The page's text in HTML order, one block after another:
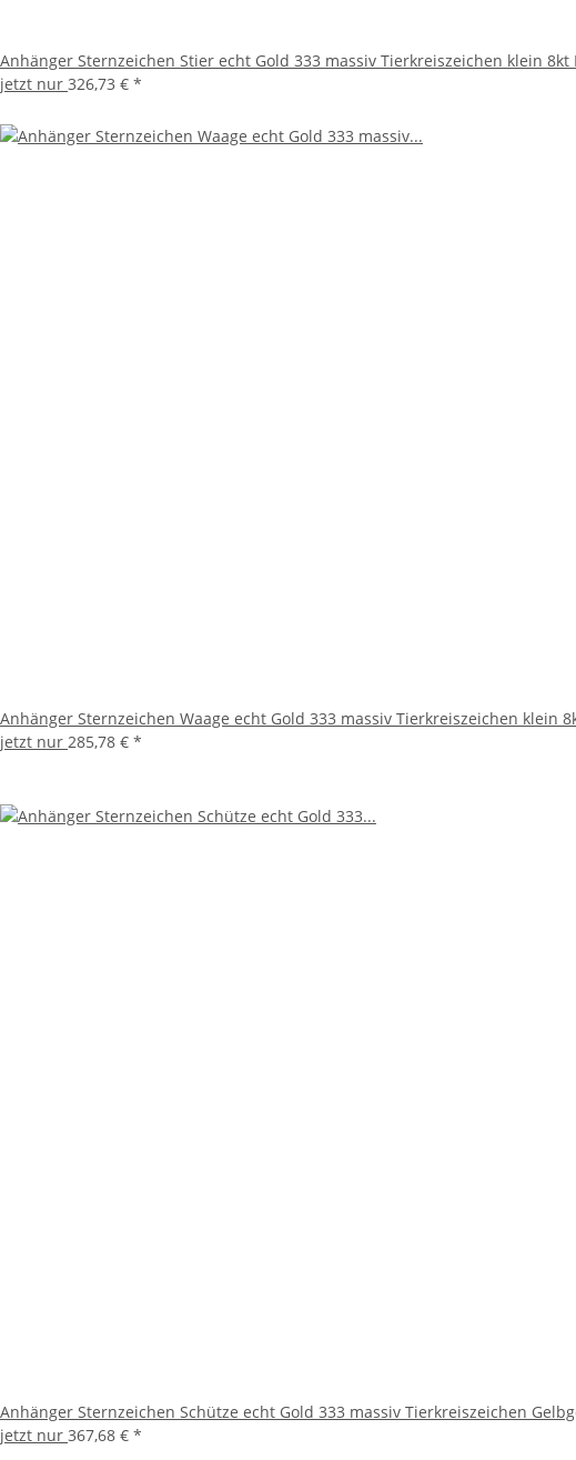
Anhänger Sternzeichen Stier echt Gold 333 massiv Tierkreiszeichen klein 8kt
jetzt nur 326,73 € *
Anhänger Sternzeichen Waage echt Gold 333 massiv Tierkreiszeichen klein
jetzt nur 285,78 € *
Anhänger Sternzeichen Schütze echt Gold 333 massiv Tierkreiszeichen
jetzt nur 367,68 € *